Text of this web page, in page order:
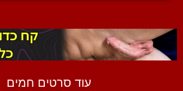
עוד סרטים חמים